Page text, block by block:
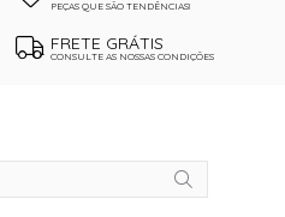
PEÇAS QUE SÃO TENDÊNCIAS!
FRETE GRÁTIS
CONSULTE AS NOSSAS CONDIÇÕES